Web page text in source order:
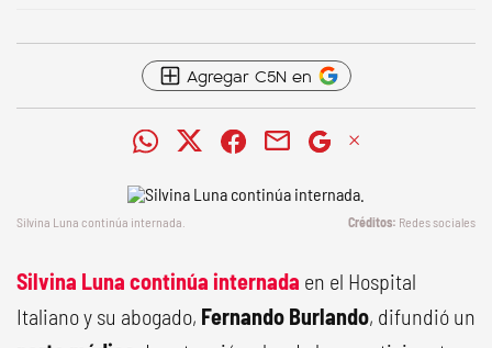
Agregar C5N en
Silvina Luna continúa internada. Redes sociales
Silvina Luna continúa internada en el Hospital
Italiano y su abogado, Fernando Burlando, difundió un